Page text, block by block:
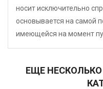
носит исключительно
основывается на самой
имеющейся на момент
ЕЩЕ